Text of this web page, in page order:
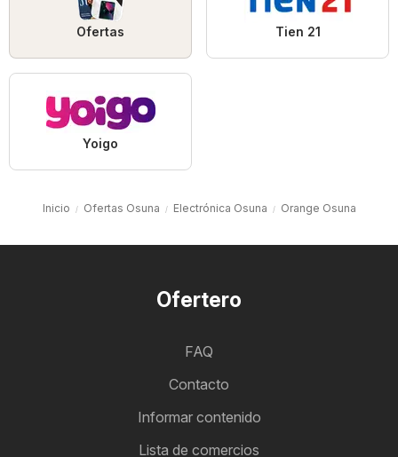
Ofertas Tien 21
Yoigo
Inicio Ofertas Osuna Electrónica Osuna Orange Osuna
Ofertero
FAQ
Contacto
Informar contenido
Lista de comercios